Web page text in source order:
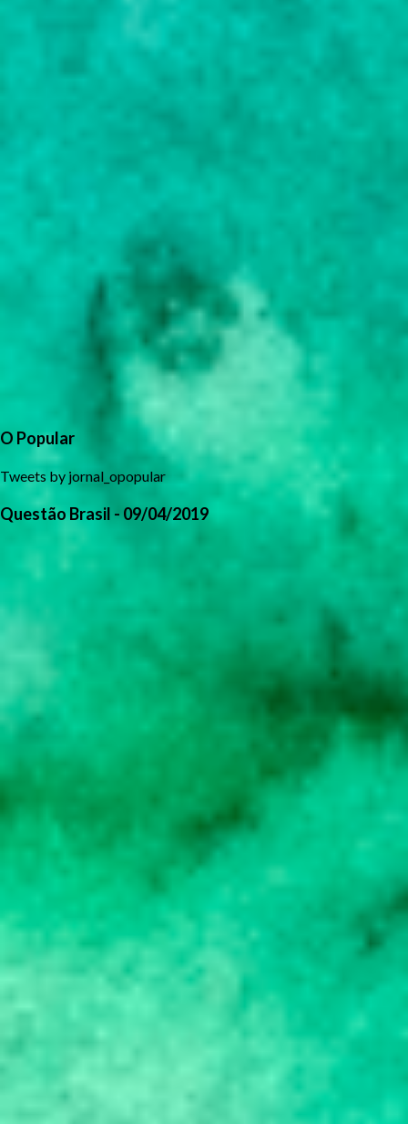
O Popular
Tweets by jornal_opopular
Questão Brasil - 09/04/2019